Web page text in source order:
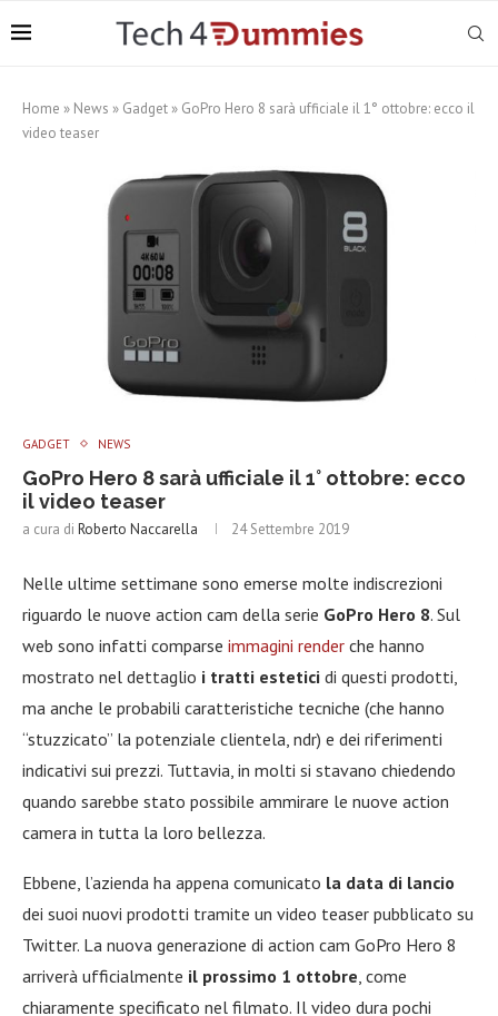
Home » News » Gadget » GoPro Hero 8 sarà ufficiale il 1° ottobre: ecco il
video teaser
GADGET NEWS
GoPro Hero 8 sarà ufficiale il 1° ottobre: ecco
il video teaser
a cura di Roberto Naccarella 24 Settembre 2019
Nelle ultime settimane sono emerse molte indiscrezioni
riguardo le nuove action cam della serie GoPro Hero 8. Sul
web sono infatti comparse immagini render che hanno
mostrato nel dettaglio i tratti estetici di questi prodotti,
ma anche le probabili caratteristiche tecniche (che hanno
“stuzzicato” la potenziale clientela, ndr) e dei riferimenti
indicativi sui prezzi. Tuttavia, in molti si stavano chiedendo
quando sarebbe stato possibile ammirare le nuove action
camera in tutta la loro bellezza.
Ebbene, l’azienda ha appena comunicato la data di lancio
dei suoi nuovi prodotti tramite un video teaser pubblicato su
Twitter. La nuova generazione di action cam GoPro Hero 8
arriverà ufficialmente il prossimo 1 ottobre , come
chiaramente specificato nel filmato. Il video dura pochi